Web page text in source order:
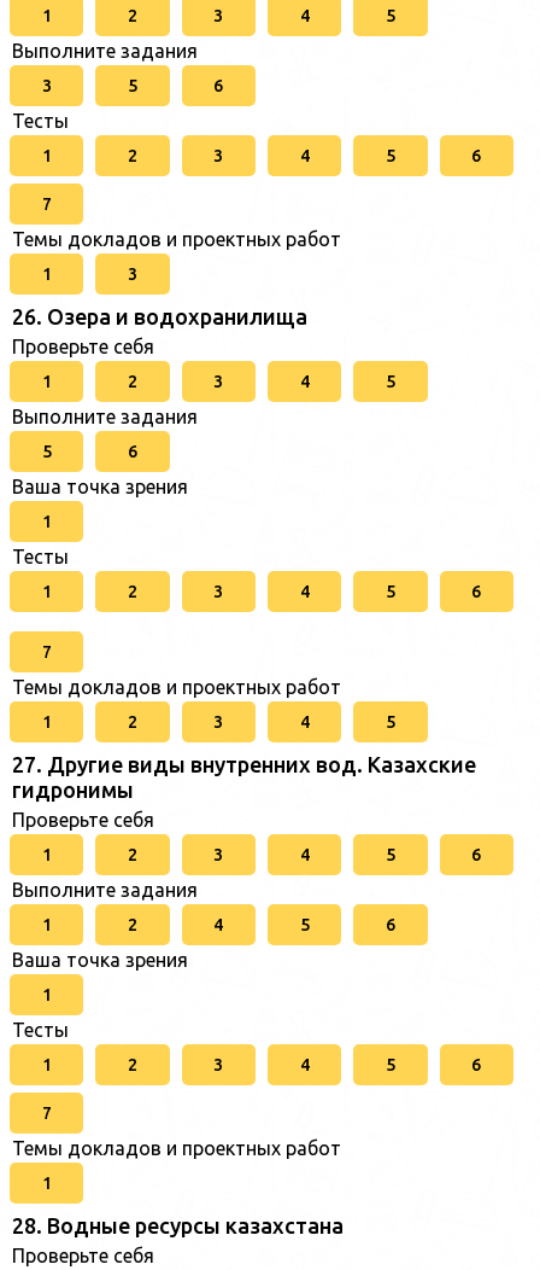
1 2 3 4 5
Выполните задания
3 5 6
Тесты
1 2 3 4 5 6
7
Темы докладов и проектных работ
1 3
26. Озера и водохранилища
Проверьте себя
1 2 3 4 5
Выполните задания
5 6
Ваша точка зрения
1
Тесты
1 2 3 4 5 6
7
Темы докладов и проектных работ
1 2 3 4 5
27. Другие виды внутренних вод. Казахские
гидронимы
Проверьте себя
1 2 3 4 5 6
Выполните задания
1 2 4 5 6
Ваша точка зрения
1
Тесты
1 2 3 4 5 6
7
Темы докладов и проектных работ
1
28. Водные ресурсы казахстана
Проверьте себя